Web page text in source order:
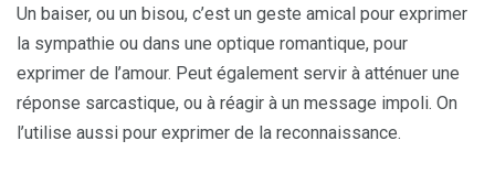
Un baiser, ou un bisou, c’est un geste amical pour exprimer
la sympathie ou dans une optique romantique, pour
exprimer de l’amour. Peut également servir à atténuer une
réponse sarcastique, ou à réagir à un message impoli. On
l’utilise aussi pour exprimer de la reconnaissance.